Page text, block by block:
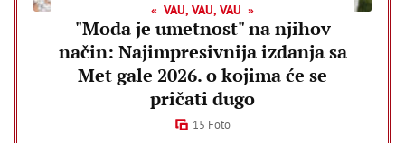
VAU, VAU, VAU
"Moda je umetnost" na njihov
način: Najimpresivnija izdanja sa
Met gale 2026. o kojima će se
pričati dugo
15 Foto